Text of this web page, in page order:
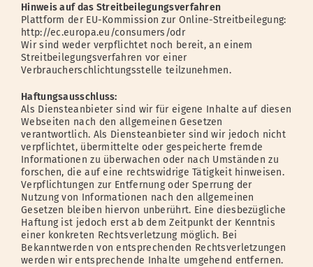
Hinweis auf das Streitbeilegungsverfahren
Plattform der EU-Kommission zur Online-Streitbeilegung:
http://ec.europa.eu/consumers/odr
Wir sind weder verpflichtet noch bereit, an einem
Streitbeilegungsverfahren vor einer
Verbraucherschlichtungsstelle teilzunehmen.
Haftungsausschluss:
Als Diensteanbieter sind wir für eigene Inhalte auf diesen
Webseiten nach den allgemeinen Gesetzen
verantwortlich. Als Diensteanbieter sind wir jedoch nicht
verpflichtet, übermittelte oder gespeicherte fremde
Informationen zu überwachen oder nach Umständen zu
forschen, die auf eine rechtswidrige Tätigkeit hinweisen.
Verpflichtungen zur Entfernung oder Sperrung der
Nutzung von Informationen nach den allgemeinen
Gesetzen bleiben hiervon unberührt. Eine diesbezügliche
Haftung ist jedoch erst ab dem Zeitpunkt der Kenntnis
einer konkreten Rechtsverletzung möglich. Bei
Bekanntwerden von entsprechenden Rechtsverletzungen
werden wir entsprechende Inhalte umgehend entfernen.